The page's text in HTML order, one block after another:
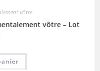
vôtre
vôtre – Lot